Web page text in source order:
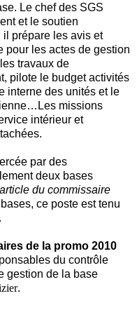
Le chef des SGS
et le soutien
prépare les avis et
pour les actes de gestion
travaux de
pilote le budget activités
interne des unités et le
missions
intérieur et
par des
deux bases
du commissaire
ce poste est tenu
de la promo 2010
du contrôle
gestion de la base
.